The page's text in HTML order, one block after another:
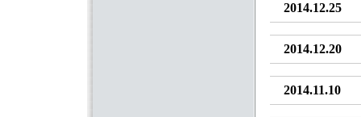
2014.12.25
2014.12.20
2014.11.10